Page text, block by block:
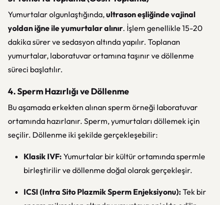
Yumurtalar olgunlaştığında,ultrason eşliğinde vajinal
yoldan iğne ile yumurtalar alınır. İşlem genellikle 15-20
dakika sürer ve sedasyon altında yapılır. Toplanan
yumurtalar, laboratuvar ortamına taşınır ve döllenme
süreci başlatılır.
4. Sperm Hazırlığı ve Döllenme
Bu aşamada erkekten alınan sperm örneği laboratuvar
ortamında hazırlanır. Sperm, yumurtaları döllemek için
seçilir. Döllenme iki şekilde gerçekleşebilir:
Klasik IVF: Yumurtalar bir kültür ortamında spermle
birleştirilir ve döllenme doğal olarak gerçekleşir.
ICSI (Intra Sito Plazmik Sperm Enjeksiyonu): Tek bir